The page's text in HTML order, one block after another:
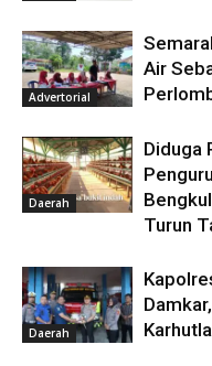
Advertorial
Air
Daerah
Diduga
Turun
Daerah
Karhutla